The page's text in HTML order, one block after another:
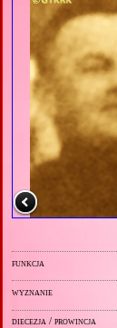
funkcja
wyznanie
diecezja / prowincja